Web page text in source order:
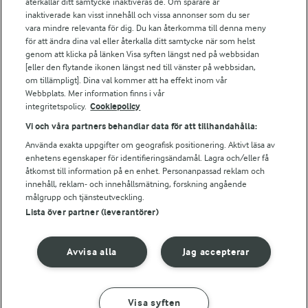
Arla webbshop
Bildbank
Följ oss
© 2026 Arla Foods
Integritetspolicy
inaktiverade kan visst innehåll och vissa annonser som du ser
vara mindre relevanta för dig. Du kan återkomma till denna meny
för att ändra dina val eller återkalla ditt samtycke när som helst
genom att klicka på länken Visa syften längst ned på webbsidan
[eller den flytande ikonen längst ned till vänster på webbsidan,
om tillämpligt]. Dina val kommer att ha effekt inom vår
Webbplats. Mer information finns i vår
integritetspolicy. Cookiepolicy
Vi och våra partners behandlar data för att tillhandahålla:
Använda exakta uppgifter om geografisk positionering. Aktivt läsa av
enhetens egenskaper för identifieringsändamål. Lagra och/eller få
åtkomst till information på en enhet. Personanpassad reklam och
innehåll, reklam- och innehållsmätning, forskning angående
målgrupp och tjänsteutveckling.
Lista över partner (leverantörer)
Jag accepterar
Avvisa alla
Visa syften